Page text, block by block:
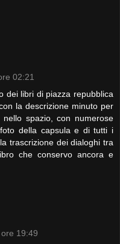
02:21
dei libri di piazza repubblica
la descrizione minuto per
spazio, con numerose
della capsula e di tutti i
trascrizione dei dialoghi tra
che conservo ancora e
19:49